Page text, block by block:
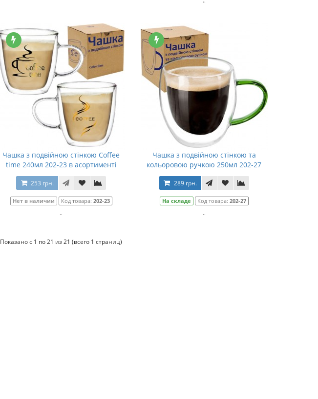
Чашка з подвійною стінкою Coffee
time 240мл 202-23 в асортименті
253 грн.
Нет в наличии Код товара: 202-23
..
Чашка з подвійною стінкою та
кольоровою ручкою 250мл 202-27
289 грн.
На складе Код товара: 202-27
..
Показано с 1 по 21 из 21 (всего 1 страниц)